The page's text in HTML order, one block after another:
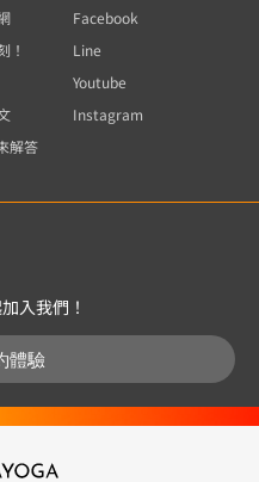
！
解答
Facebook
Line
Youtube
Instagram
入我們！
體驗